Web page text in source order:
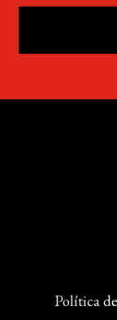
Política